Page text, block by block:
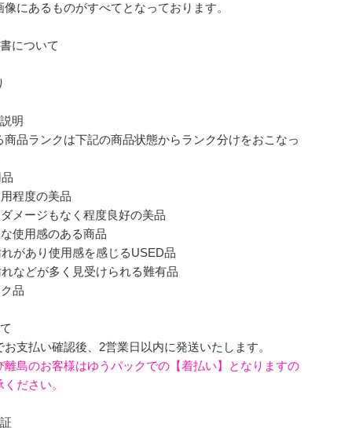
像にあるものがすべてとなっております。
について
明
商品ランクは下記の商品状態からランク分けをおこなっ
用程度の美品
ダメージもなく程度良好の美品
な使用感のある商品
れがあり使用感を感じるUSED品
れなどが多く見受けられる難有品
品
お支払い確認後、2営業日以内に発送いたします。
島のお客様はゆうパックでの【着払い】となりますの
ださい。